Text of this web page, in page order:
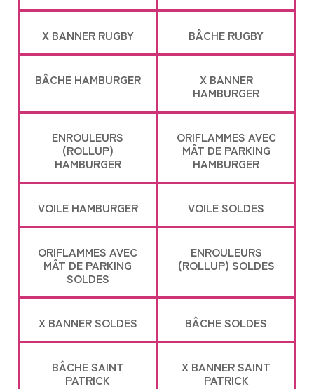
X BANNER RUGBY BÂCHE RUGBY
BÂCHE HAMBURGER X BANNER
HAMBURGER
ENROULEURS
(ROLLUP)
HAMBURGER
ORIFLAMMES AVEC
MÂT DE PARKING
HAMBURGER
VOILE HAMBURGER VOILE SOLDES
ORIFLAMMES AVEC
MÂT DE PARKING
SOLDES
ENROULEURS
(ROLLUP) SOLDES
X BANNER SOLDES BÂCHE SOLDES
BÂCHE SAINT
PATRICK
X BANNER SAINT
PATRICK